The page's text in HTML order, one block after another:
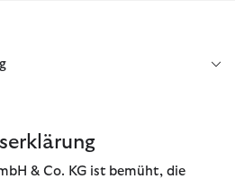
& Co. KG ist bemüht, die